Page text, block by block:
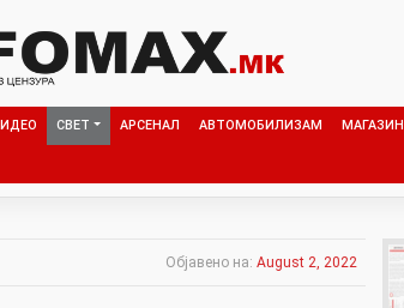
СВЕТ АРСЕНАЛ АВТОМОБИЛИЗАМ МАГАЗИН
Објавено на: August 2, 2022